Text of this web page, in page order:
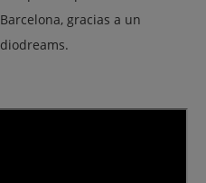
​​gracias a un